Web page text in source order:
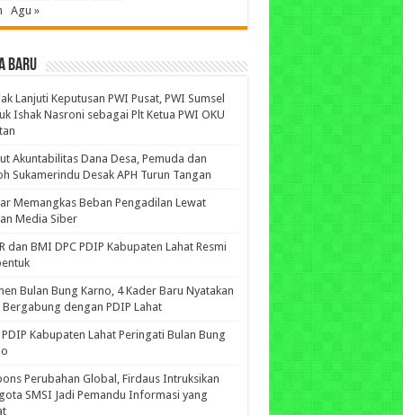
Agu »
BARU
Lanjuti Keputusan PWI Pusat, PWI Sumsel
Ishak Nasroni sebagai Plt Ketua PWI OKU
Akuntabilitas Dana Desa, Pemuda dan
Sukamerindu Desak APH Turun Tangan
Memangkas Beban Pengadilan Lewat
Media Siber
dan BMI DPC PDIP Kabupaten Lahat Resmi
Bulan Bung Karno, 4 Kader Baru Nyatakan
Bergabung dengan PDIP Lahat
PDIP Kabupaten Lahat Peringati Bulan Bung
Perubahan Global, Firdaus Intruksikan
SMSI Jadi Pemandu Informasi yang